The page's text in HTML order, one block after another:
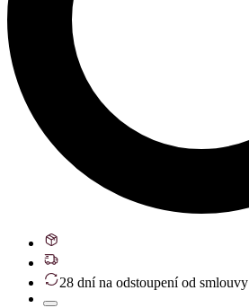
28 dní na odstoupení od smlouvy